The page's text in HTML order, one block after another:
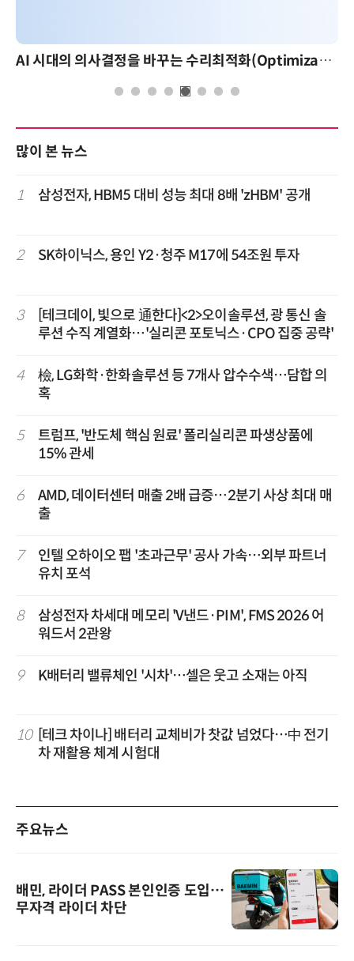
AI 시대의 의사결정을 바꾸는 수리최적화(Optimization): 실제 산업 적용 사례와 활용 전략 AI 핀옵스 실전 세미나: 폭
많이 본 뉴스
1 삼성전자, HBM5 대비 성능 최대 8배 'zHBM' 공개
2 SK하이닉스, 용인 Y2·청주 M17에 54조원 투자
3
[테크데이, 빛으로 通한다]<2>오이솔루션, 광 통신 솔
루션 수직 계열화…'실리콘 포토닉스·CPO 집중 공략'
4
檢, LG화학·한화솔루션 등 7개사 압수수색…담합 의
혹
5
트럼프, '반도체 핵심 원료' 폴리실리콘 파생상품에
15% 관세
6
AMD, 데이터센터 매출 2배 급증…2분기 사상 최대 매
출
7
인텔 오하이오 팹 '초과근무' 공사 가속…외부 파트너
유치 포석
8
삼성전자 차세대 메모리 'V낸드·PIM', FMS 2026 어
워드서 2관왕
9 K배터리 밸류체인 '시차'…셀은 웃고 소재는 아직
10
[테크 차이나] 배터리 교체비가 찻값 넘었다…中 전기
차 재활용 체계 시험대
주요뉴스
배민, 라이더 PASS 본인인증 도입…
무자격 라이더 차단